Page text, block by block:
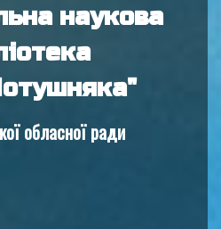
наукова
обласної ради